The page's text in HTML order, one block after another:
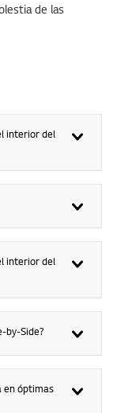
de las
interior del
interior del
by-Side?
en óptimas